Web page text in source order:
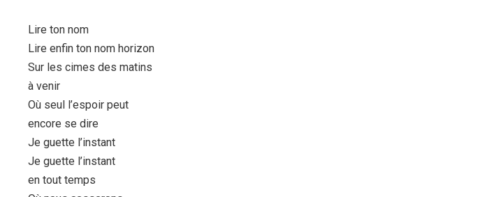
Lire ton nom
Lire enfin ton nom horizon
Sur les cimes des matins
à venir
Où seul l’espoir peut
encore se dire
Je guette l’instant
Je guette l’instant
en tout temps